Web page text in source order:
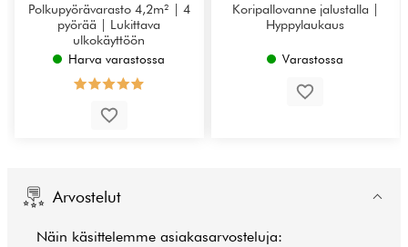
Polkupyörävarasto 4,2m² | 4
pyörää | Lukittava
ulkokäyttöön
Harva varastossa
Koripallovanne jalustalla |
Hyppylaukaus
Varastossa
Arvostelut
Näin käsittelemme asiakasarvosteluja: